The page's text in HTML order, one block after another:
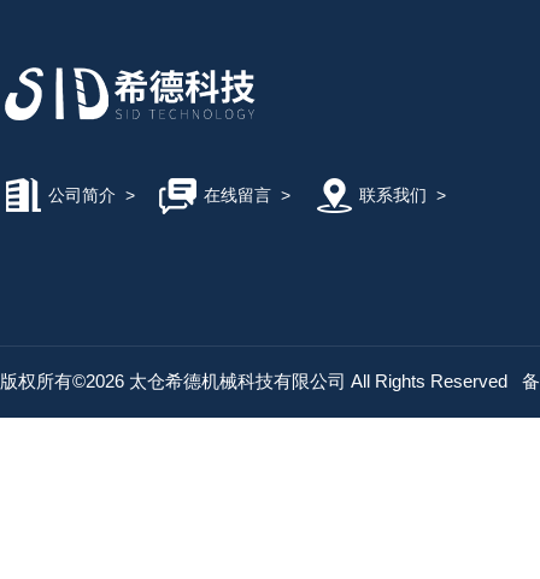
公司简介 > 在线留言> 联系我们 >
版权所有©2026 太仓希德机械科技有限公司 All Rights Reserved